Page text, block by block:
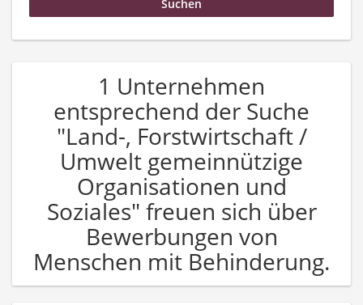
1 Unternehmen
entsprechend der Suche
"Land-, Forstwirtschaft /
Umwelt gemeinnützige
Organisationen und
Soziales" freuen sich über
Bewerbungen von
Menschen mit Behinderung.